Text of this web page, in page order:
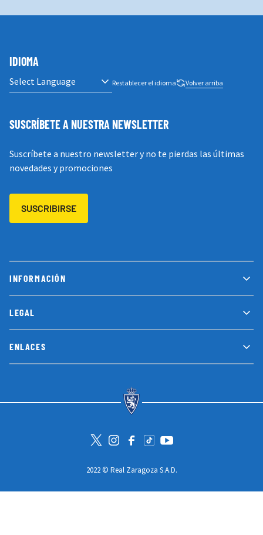
INFORMACIÓN
LEGAL
ENLACES
IDIOMA
Restablecer el idioma Volver arriba
SUSCRÍBETE A NUESTRA NEWSLETTER
Suscríbete a nuestro newsletter y no te pierdas las últimas
novedades y promociones
SUSCRIBIRSE
2022 © Real Zaragoza S.A.D.